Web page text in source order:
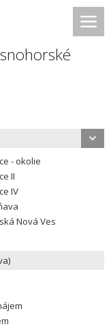
- okolie
II
IV
Nová Ves